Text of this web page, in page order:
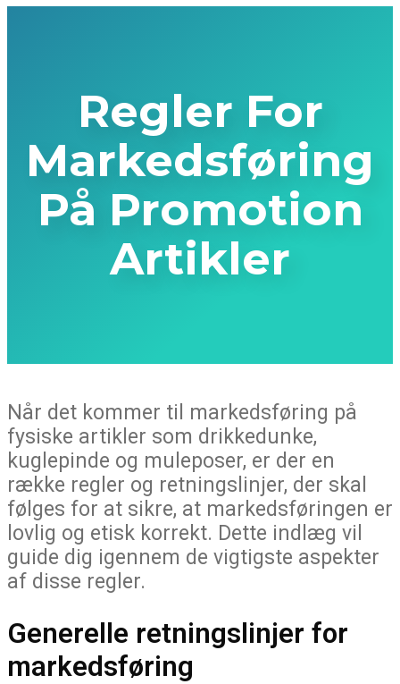
Regler For
Markedsføring
På Promotion
Artikler
Når det kommer til markedsføring på
fysiske artikler som drikkedunke,
kuglepinde og muleposer, er der en
række regler og retningslinjer, der skal
følges for at sikre, at markedsføringen er
lovlig og etisk korrekt. Dette indlæg vil
guide dig igennem de vigtigste aspekter
af disse regler.
Generelle retningslinjer for
markedsføring